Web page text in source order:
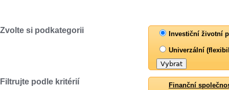
Zvolte si podkategorii Investiční životní
Univerzální
Filtrujte podle kritérií Finanční